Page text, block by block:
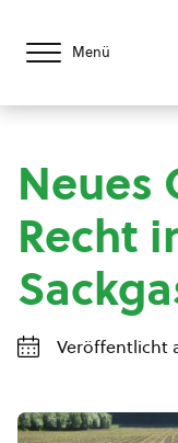
Menü
Neues
Recht
Veröffentlicht